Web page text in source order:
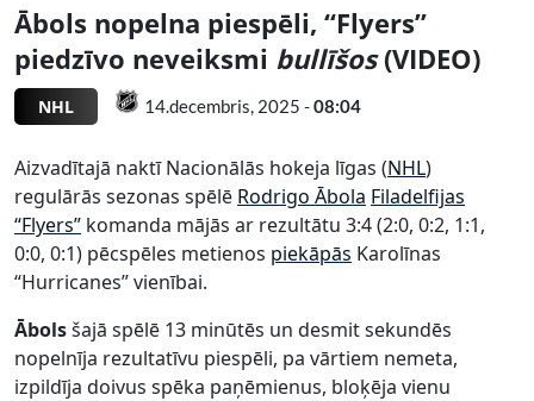
Ābols nopelna piespēli, “Flyers”
piedzīvo neveiksmi bullīšos(VIDEO)
NHL 14.decembris, 2025 -08:04
Aizvadītajā naktī Nacionālās hokeja līgas (NHL)
regulārās sezonas spēlē Rodrigo Ābola Filadelfijas
“Flyers” komanda mājās ar rezultātu 3:4 (2:0, 0:2, 1:1,
0:0, 0:1) pēcspēles metienos piekāpās Karolīnas
“Hurricanes” vienībai.
Ābolsšajā spēlē 13 minūtēs un desmit sekundēs
nopelnīja rezultatīvu piespēli, pa vārtiem nemeta,
izpildīja doivus spēka paņēmienus, bloķēja vienu